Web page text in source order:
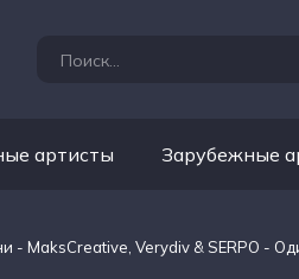
артисты Зарубежные
- MaksCreative, Verydiv & SERPO -